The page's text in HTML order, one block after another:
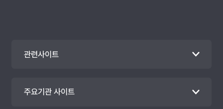
관련사이트
주요기관 사이트